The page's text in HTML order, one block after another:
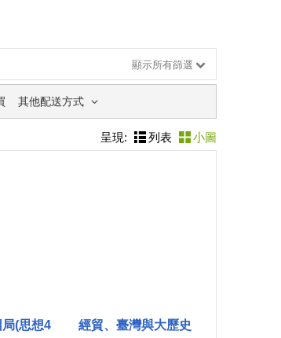
顯示所有篩選
其他配送方式
呈現: 列表 小圖
(思想4
經貿、臺灣與大歷史